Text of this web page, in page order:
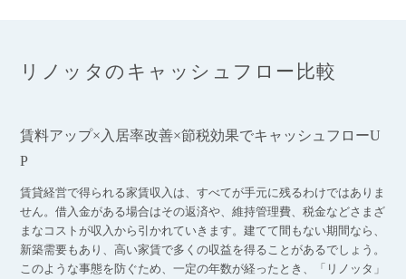
リノッタのキャッシュフロー比較
賃料アップ×入居率改善×節税効果でキャッシュフローU
P
賃貸経営で得られる家賃収入は、すべてが手元に残るわけではありま
せん。借入金がある場合はその返済や、維持管理費、税金などさまざ
まなコストが収入から引かれていきます。建てて間もない期間なら、
新築需要もあり、高い家賃で多くの収益を得ることがあるでしょう。
このような事態を防ぐため、一定の年数が経ったとき、「リノッタ」